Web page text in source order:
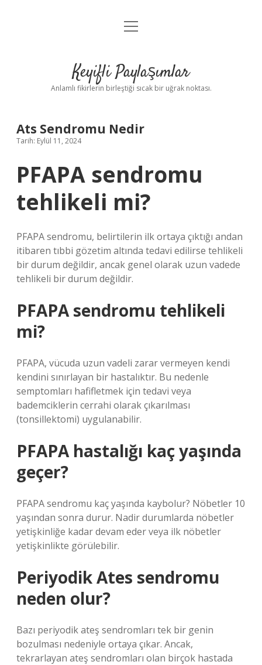
Anasayfa
Yasal Uyarı
menüyü
Keyifli Paylaşımlar
Anlamlı fikirlerin birleştiği sıcak bir uğrak noktası.
Ats Sendromu Nedir
Tarih: Eylül 11, 2024
PFAPA sendromu
tehlikeli mi?
PFAPA sendromu, belirtilerin ilk ortaya çıktığı andan
itibaren tıbbi gözetim altında tedavi edilirse tehlikeli
bir durum değildir, ancak genel olarak uzun vadede
tehlikeli bir durum değildir.
PFAPA sendromu tehlikeli
mi?
PFAPA, vücuda uzun vadeli zarar vermeyen kendi
kendini sınırlayan bir hastalıktır. Bu nedenle
semptomları hafifletmek için tedavi veya
bademciklerin cerrahi olarak çıkarılması
(tonsillektomi) uygulanabilir.
PFAPA hastalığı kaç yaşında
geçer?
PFAPA sendromu kaç yaşında kaybolur? Nöbetler 10
yaşından sonra durur. Nadir durumlarda nöbetler
yetişkinliğe kadar devam eder veya ilk nöbetler
yetişkinlikte görülebilir.
Periyodik Ates sendromu
neden olur?
Bazı periyodik ateş sendromları tek bir genin
bozulması nedeniyle ortaya çıkar. Ancak,
tekrarlayan ateş sendromları olan birçok hastada